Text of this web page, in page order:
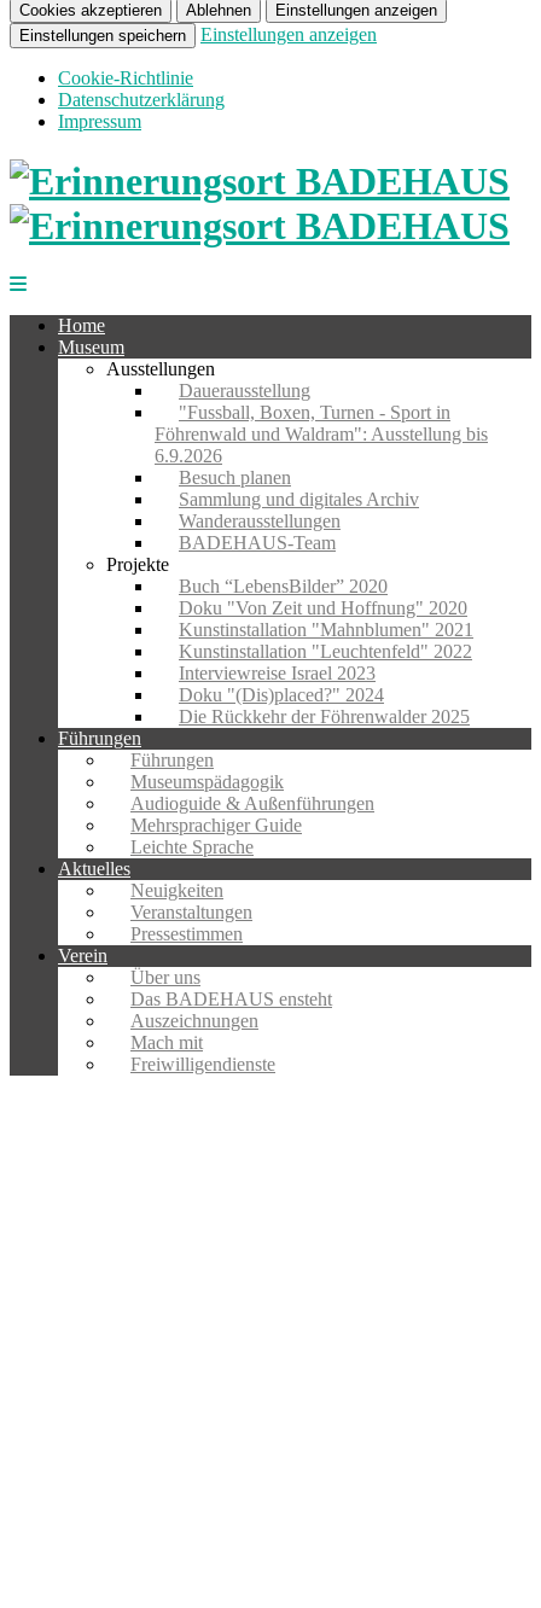
Cookies akzeptieren Ablehnen
Einstellungen anzeigen
Einstellungen speichern
Einstellungen anzeigen
Cookie-Richtlinie
Datenschutzerklärung
Impressum
Home
Museum
Ausstellungen
Dauerausstellung
"Fussball, Boxen, Turnen - Sport in
Föhrenwald und Waldram": Ausstellung bis
6.9.2026
Besuch planen
Sammlung und digitales Archiv
Wanderausstellungen
BADEHAUS-Team
Projekte
Buch “LebensBilder” 2020
Doku "Von Zeit und Hoffnung" 2020
Kunstinstallation "Mahnblumen" 2021
Kunstinstallation "Leuchtenfeld" 2022
Interviewreise Israel 2023
Doku "(Dis)placed?" 2024
Die Rückkehr der Föhrenwalder 2025
Führungen
Führungen
Museumspädagogik
Audioguide & Außenführungen
Mehrsprachiger Guide
Leichte Sprache
Aktuelles
Neuigkeiten
Veranstaltungen
Pressestimmen
Verein
Über uns
Das BADEHAUS ensteht
Auszeichnungen
Mach mit
Freiwilligendienste